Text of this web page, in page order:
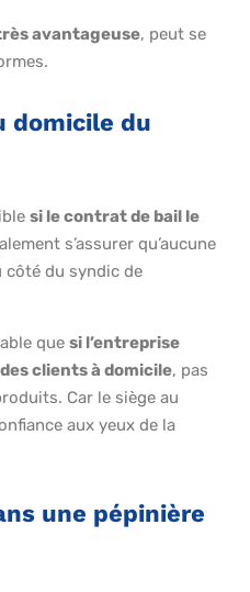
avantageuse, peut se
domicile du
si le contrat de bail le
s’assurer qu’aucune
côté du syndic de
que si l’entreprise
clients à domicile, pas
Car le siège au
aux yeux de la
une pépinière